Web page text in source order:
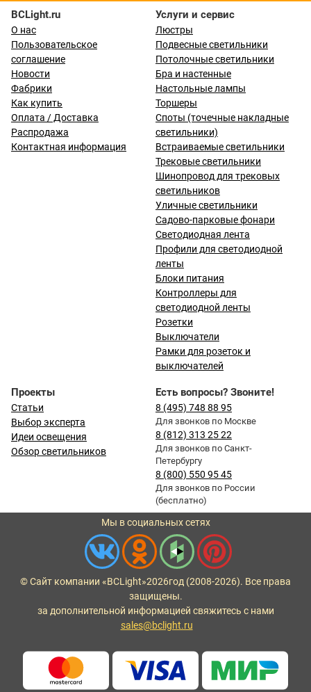
BCLight.ru
О нас
Пользовательское
соглашение
Новости
Фабрики
Как купить
Оплата / Доставка
Распродажа
Контактная информация
Услуги и сервис
Люстры
Подвесные светильники
Потолочные светильники
Бра и настенные
Настольные лампы
Торшеры
Споты (точечные накладные
светильники)
Встраиваемые светильники
Трековые светильники
Шинопровод для трековых
светильников
Уличные светильники
Садово-парковые фонари
Светодиодная лента
Профили для светодиодной
ленты
Блоки питания
Контроллеры для
светодиодной ленты
Розетки
Выключатели
Рамки для розеток и
выключателей
Проекты
Статьи
Выбор эксперта
Идеи освещения
Обзор светильников
Есть вопросы? Звоните!
8 (495) 748 88 95
Для звонков по Москве
8 (812) 313 25 22
Для звонков по Санкт-
Петербургу
8 (800) 550 95 45
Для звонков по России
(бесплатно)
Мы в социальных сетях
© Сайт компании «BCLight»2026год (2008-2026). Все права
защищены.
за дополнительной информацией свяжитесь с нами
sales@bclight.ru